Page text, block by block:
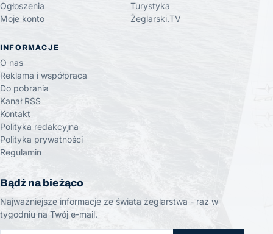
Ogłoszenia
Moje konto
Turystyka
Żeglarski.TV
INFORMACJE
O nas
Reklama i współpraca
Do pobrania
Kanał RSS
Kontakt
Polityka redakcyjna
Polityka prywatności
Regulamin
Bądź na bieżąco
Najważniejsze informacje ze świata żeglarstwa - raz w
tygodniu na Twój e-mail.